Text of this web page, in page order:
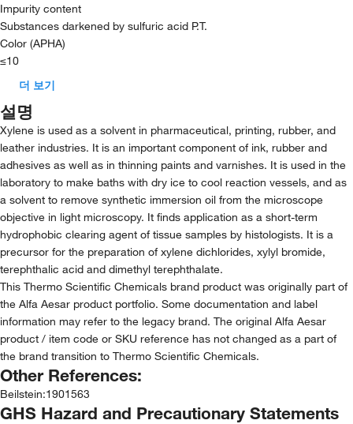
Impurity content
Substances darkened by sulfuric acid P.T.
Color (APHA)
≤10
더 보기
설명
Xylene is used as a solvent in pharmaceutical, printing, rubber, and
leather industries. It is an important component of ink, rubber and
adhesives as well as in thinning paints and varnishes. It is used in the
laboratory to make baths with dry ice to cool reaction vessels, and as
a solvent to remove synthetic immersion oil from the microscope
objective in light microscopy. It finds application as a short-term
hydrophobic clearing agent of tissue samples by histologists. It is a
precursor for the preparation of xylene dichlorides, xylyl bromide,
terephthalic acid and dimethyl terephthalate.
This Thermo Scientific Chemicals brand product was originally part of
the Alfa Aesar product portfolio. Some documentation and label
information may refer to the legacy brand. The original Alfa Aesar
product / item code or SKU reference has not changed as a part of
the brand transition to Thermo Scientific Chemicals.
Other References:
Beilstein:1901563
GHS Hazard and Precautionary Statements